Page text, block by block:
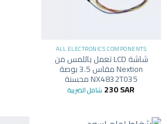
ALL ELECTRONICS COMPONENTS
شاشة LCD تعمل باللمس من
Nextion مقاس 3.5 بوصة
NX4832T035 محسنة
230SAR شامل الضريبة